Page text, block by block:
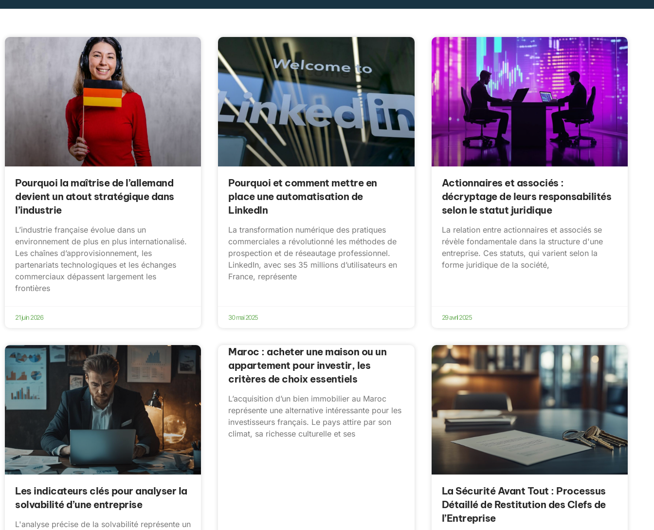
Pourquoi la maîtrise de l’allemand
devient un atout stratégique dans
l’industrie
L’industrie française évolue dans un
environnement de plus en plus internationalisé.
Les chaînes d’approvisionnement, les
partenariats technologiques et les échanges
commerciaux dépassent largement les
frontières
21 juin 2026
Pourquoi et comment mettre en
place une automatisation de
LinkedIn
La transformation numérique des pratiques
commerciales a révolutionné les méthodes de
prospection et de réseautage professionnel.
LinkedIn, avec ses 35 millions d’utilisateurs en
France, représente
30 mai 2025
Actionnaires et associés :
décryptage de leurs responsabilités
selon le statut juridique
La relation entre actionnaires et associés se
révèle fondamentale dans la structure d'une
entreprise. Ces statuts, qui varient selon la
forme juridique de la société,
29 avril 2025
Les indicateurs clés pour analyser la
solvabilité d’une entreprise
L'analyse précise de la solvabilité représente un
Maroc : acheter une maison ou un
appartement pour investir, les
critères de choix essentiels
L’acquisition d’un bien immobilier au Maroc
représente une alternative intéressante pour les
investisseurs français. Le pays attire par son
climat, sa richesse culturelle et ses
La Sécurité Avant Tout : Processus
Détaillé de Restitution des Clefs de
l’Entreprise